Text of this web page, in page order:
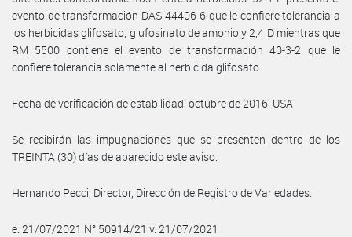
evento de transformación DAS-44406-6 que le confiere tolerancia a
los herbicidas glifosato, glufosinato de amonio y 2,4 D mientras que
RM 5500 contiene el evento de transformación 40-3-2 que le
confiere tolerancia solamente al herbicida glifosato.
Fecha de verificación de estabilidad: octubre de 2016. USA
Se recibirán las impugnaciones que se presenten dentro de los
TREINTA (30) días de aparecido este aviso.
Hernando Pecci, Director, Dirección de Registro de Variedades.
e. 21/07/2021 N° 50914/21 v. 21/07/2021